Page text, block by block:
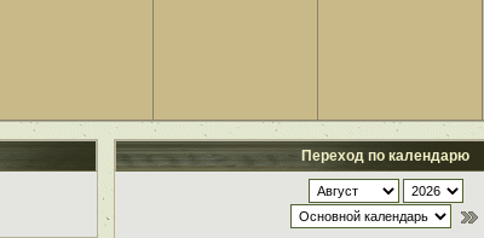
Переход по календарю